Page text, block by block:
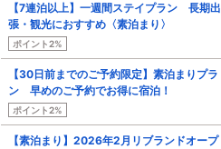
【7連泊以上】一週間ステイプラン 長期出
張・観光におすすめ〈素泊まり〉
ポイント2%
【30日前までのご予約限定】素泊まりプラ
ン 早めのご予約でお得に宿泊！
ポイント2%
【素泊まり】2026年2月リブランドオープ